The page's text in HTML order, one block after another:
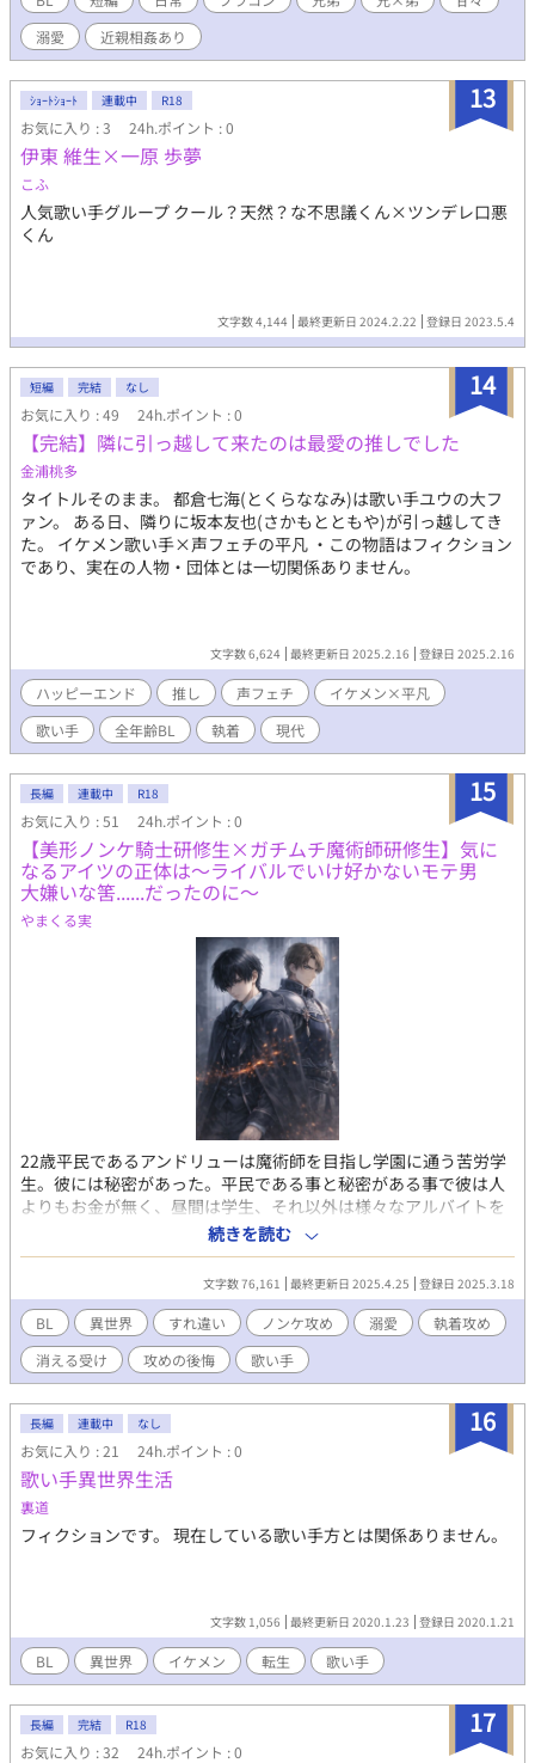
溺愛
近親相姦あり
13
ｼｮｰﾄｼｮｰﾄ 連載中 R18
お気に入り : 3 24h.ポイント : 0
伊東 維生×一原 歩夢
こふ
人気歌い手グループ クール？天然？な不思議くん×ツンデレ口悪
くん
文字数 4,144 最終更新日 2024.2.22 登録日 2023.5.4
14
短編 完結 なし
お気に入り : 49 24h.ポイント : 0
【完結】隣に引っ越して来たのは最愛の推しでした
金浦桃多
タイトルそのまま。 都倉七海(とくらななみ)は歌い手ユウの大フ
ァン。 ある日、隣りに坂本友也(さかもとともや)が引っ越してき
た。 イケメン歌い手×声フェチの平凡 ・この物語はフィクション
であり、実在の人物・団体とは一切関係ありません。
文字数 6,624 最終更新日 2025.2.16 登録日 2025.2.16
ハッピーエンド 推し 声フェチ
イケメン×平凡
歌い手
全年齢BL 執着 現代
15
長編 連載中 R18
お気に入り : 51 24h.ポイント : 0
【美形ノンケ騎士研修生×ガチムチ魔術師研修生】気に
なるアイツの正体は〜ライバルでいけ好かないモテ男
大嫌いな筈......だったのに〜
やまくる実
22歳平民であるアンドリューは魔術師を目指し学園に通う苦労学
生。彼には秘密があった。平民である事と秘密がある事で彼は人
よりもお金が無く、昼間は学生、それ以外は様々なアルバイトを
し、日々を過ごしていた。しかし表面的には常にクールで無表
情。筋肉質で美形、女性にはモテる。と鼻につく事から男性から
嫌われていた。アンドリューと違う意味で注目を集めていたデレ
クはアダムソン伯爵家三男、彼は同じ学園の騎士科の生徒で彼も
容姿、能力共に恵まれ、アンドリューのライバル的存在だった。
嫌っていた相手の秘密を知り、しかも自分が気になっていた女性
がその嫌っていた男子本人だと知り......。 【元ノンケ美形ガチム
チ騎士研修生✖️秘密持ち元無表情ガチムチ魔術師研修生】 ノンケ
が苦労人の素の笑顔にマジ惚れしヤキモキしすれ違って執着する
物語 完結していないのでストック無くなり次第、不定期になりま
す^ ^ ムーンライトノベルズにも掲載しています。 表紙画像は
chat gptに作成してもらいました(*'▽'*)
続きを読む
文字数 76,161 最終更新日 2025.4.25 登録日 2025.3.18
BL 異世界 すれ違い ノンケ攻め 溺愛
執着攻め
消える受け
攻めの後悔 歌い手
16
長編 連載中 なし
お気に入り : 21 24h.ポイント : 0
歌い手異世界生活
裏道
フィクションです。 現在している歌い手方とは関係ありません。
文字数 1,056 最終更新日 2020.1.23 登録日 2020.1.21
BL 異世界 イケメン 転生 歌い手
17
長編 完結 R18
お気に入り : 32 24h.ポイント : 0